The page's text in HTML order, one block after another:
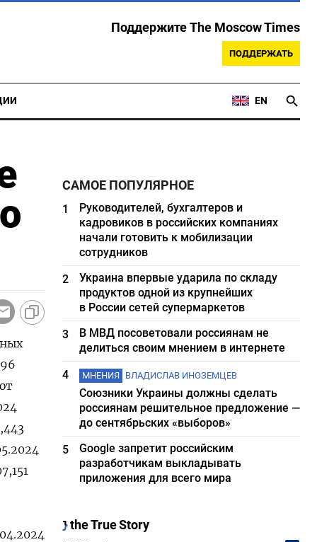
Поддержите The Moscow Times
ПОДДЕРЖАТЬ
EN
САМОЕ ПОПУЛЯРНОЕ
1
Руководителей, бухгалтеров и
кадровиков в российских компаниях
начали готовить к мобилизации
сотрудников
2
Украина впервые ударила по складу
продуктов одной из крупнейших
в России сетей супермаркетов
3
В МВД посоветовали россиянам не
делиться своим мнением в интернете
4
МНЕНИЯ ВЛАДИСЛАВ ИНОЗЕМЦЕВ
Союзники Украины должны сделать
россиянам решительное предложение —
до сентябрьских «выборов»
5
Google запретит российским
разработчикам выкладывать
приложения для всего мира